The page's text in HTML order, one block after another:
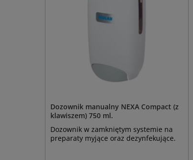
Dozownik manualny NEXA Compact (z
klawiszem) 750 ml.
Dozownik w zamkniętym systemie na
preparaty myjące oraz dezynfekujące.